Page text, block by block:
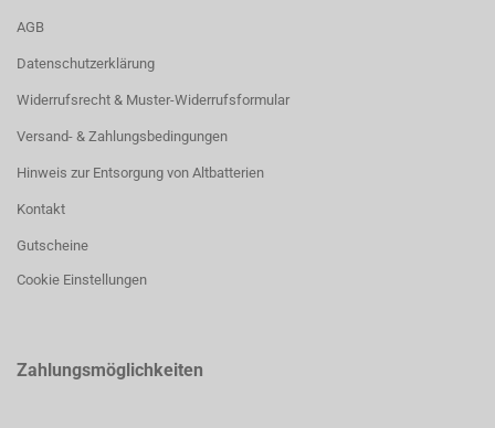
AGB
Datenschutzerklärung
Widerrufsrecht & Muster-Widerrufsformular
Versand- & Zahlungsbedingungen
Hinweis zur Entsorgung von Altbatterien
Kontakt
Gutscheine
Cookie Einstellungen
Zahlungsmöglichkeiten